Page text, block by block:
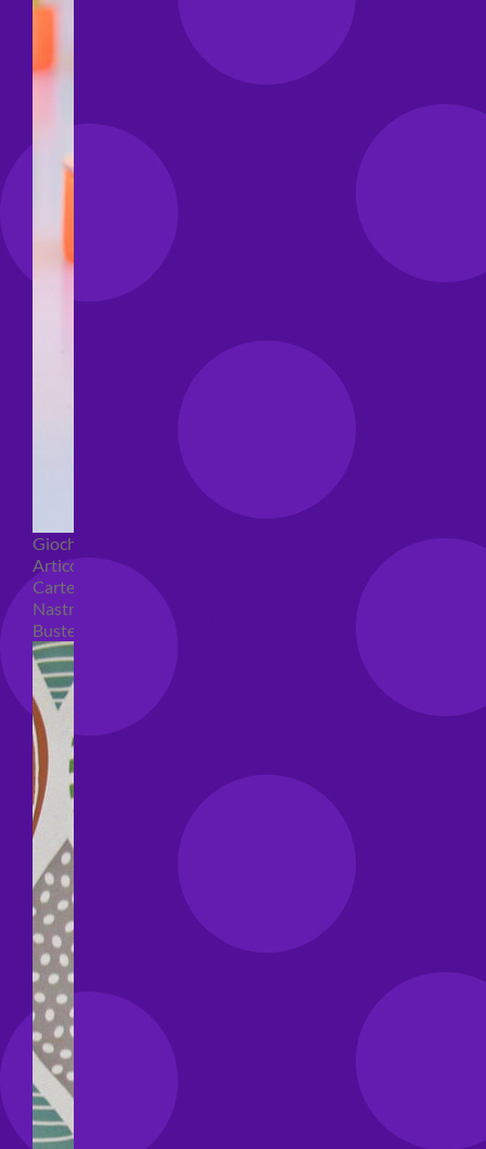
Giochi pirici
Articoli per confezioni regalo
Carte regalo
Nastri e coccarde
Buste regalo